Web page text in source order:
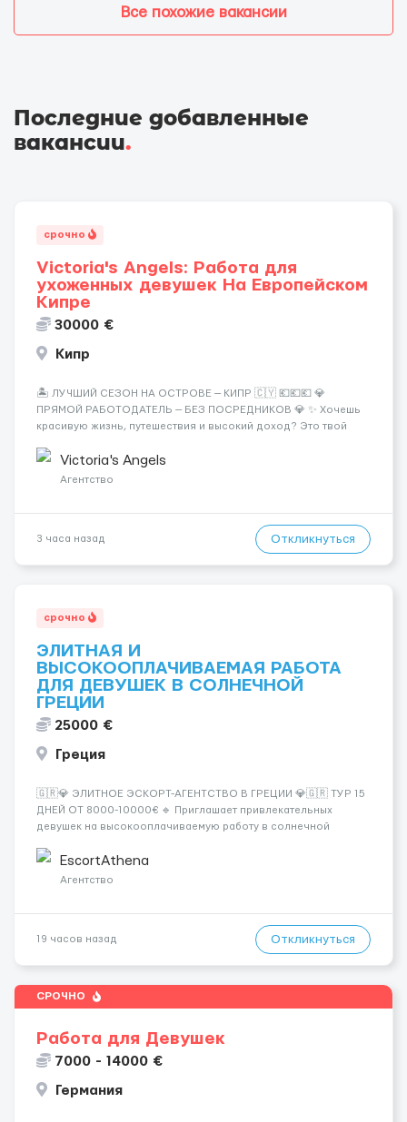
Все похожие вакансии
Последние добавленные
вакансии.
срочно
Victoria's Angels: Работа для
ухоженных девушек На Европейском
Кипре
30000 €
Кипр
🏝️ ЛУЧШИЙ СЕЗОН НА ОСТРОВЕ — КИПР 🇨🇾 💶💶💶 💎
ПРЯМОЙ РАБОТОДАТЕЛЬ — БЕЗ ПОСРЕДНИКОВ 💎 ✨ Хочешь
красивую жизнь, путешествия и высокий доход? Это твой
Опытная команда с годами практики — Стабильный поток
клиентов (без ...
Victoria's Angels
Агентство
3 часа назад Откликнуться
срочно
ЭЛИТНАЯ И
ВЫСОКООПЛАЧИВАЕМАЯ РАБОТА
ДЛЯ ДЕВУШЕК В СОЛНЕЧНОЙ
ГРЕЦИИ
25000 €
Греция
🇬🇷💎 ЭЛИТНОЕ ЭСКОРТ-АГЕНТСТВО В ГРЕЦИИ 💎🇬🇷 ТУР 15
ДНЕЙ ОТ 8000-10000€ 🔹 Приглашает привлекательных
девушек на высокооплачиваемую работу в солнечной
хорошие деньги 💶 — это предложение для тебя! 🔹
Требования: ✔️ Возраст от ...
EscortAthena
Агентство
19 часов назад Откликнуться
СРОЧНО
Работа для Девушек
7000 - 14000 €
Германия